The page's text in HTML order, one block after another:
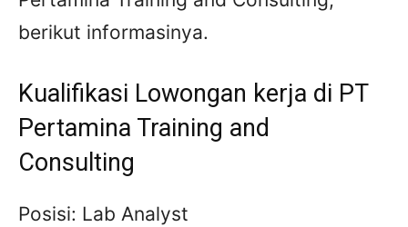
berikut informasinya.
Kualifikasi Lowongan kerja di PT
Pertamina Training and
Consulting
Posisi: Lab Analyst